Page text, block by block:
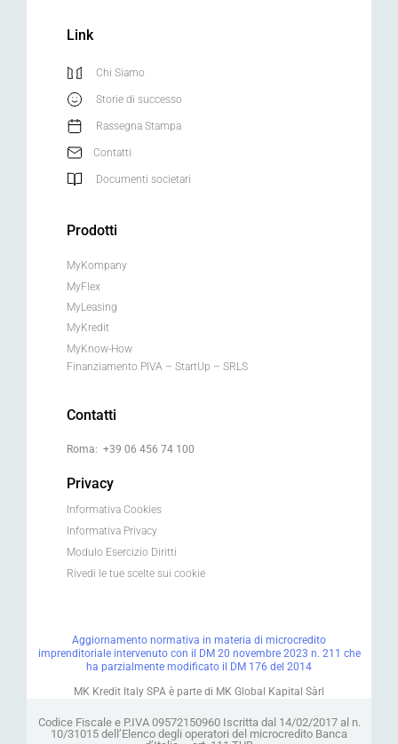
Link
Chi Siamo
Storie di successo
Rassegna Stampa
Contatti
Documenti societari
Prodotti
MyKompany
MyFlex
MyLeasing
MyKredit
MyKnow-How
Finanziamento PIVA – StartUp – SRLS
Contatti
Roma: +39 06 456 74 100
Privacy
Informativa Cookies
Informativa Privacy
Modulo Esercizio Diritti
Rivedi le tue scelte sui cookie
Aggiornamento normativa in materia di microcredito
imprenditoriale intervenuto con il DM 20 novembre 2023 n. 211 che
ha parzialmente modificato il DM 176 del 2014
MK Kredit Italy SPA è parte di MK Global Kapital Sàrl
Codice Fiscale e P.IVA 09572150960 Iscritta dal 14/02/2017 al n.
10/31015 dell’Elenco degli operatori del microcredito Banca